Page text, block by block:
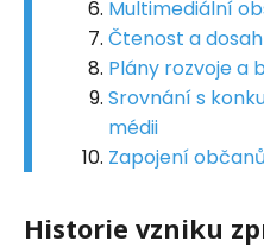
Multimediální
Čtenost a
Plány rozvoje a
Srovnání s
médii
Zapojení
Historie vzniku